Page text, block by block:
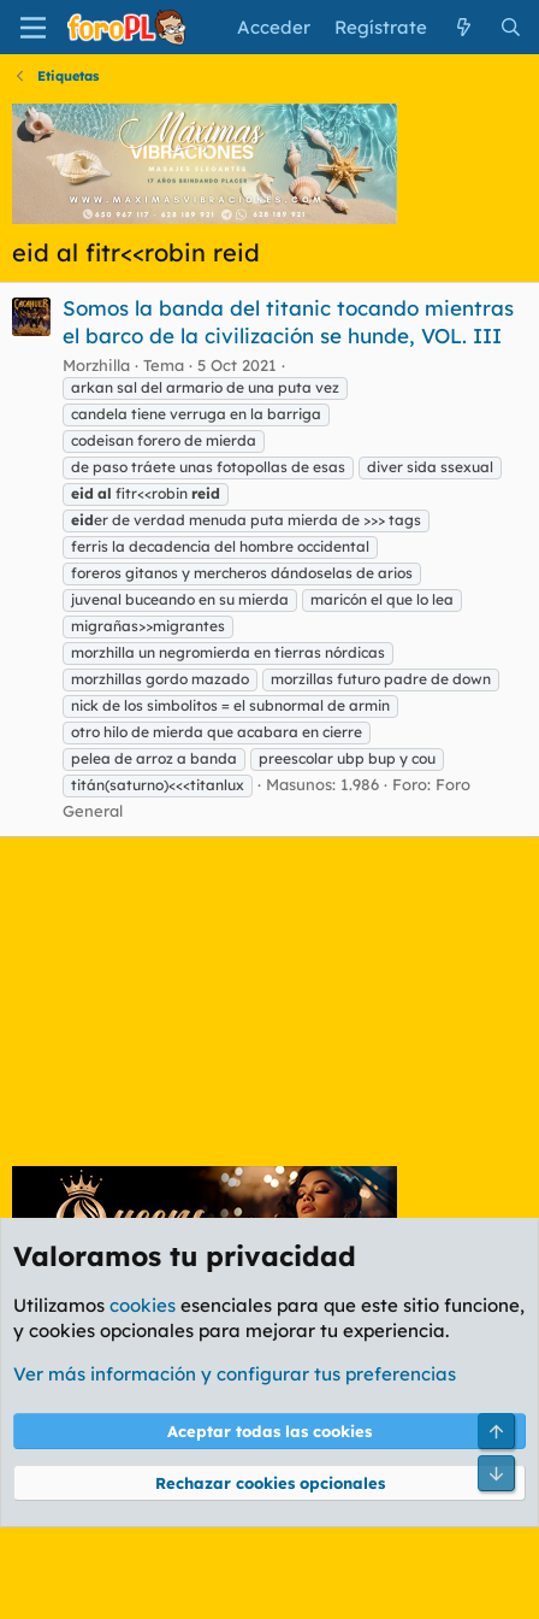
Acceder Regístrate
Etiquetas
eid al fitr<<robin reid
Somos la banda del titanic tocando mientras
el barco de la civilización se hunde, VOL. III
Morzhilla Tema 5 Oct 2021
arkan sal del armario de una puta vez
candela tiene verruga en la barriga
codeisan forero de mierda
de paso tráete unas fotopollas de esas
diver sida ssexual
eid al fitr<<robin reid
eider de verdad menuda puta mierda de >>> tags
ferris la decadencia del hombre occidental
foreros gitanos y mercheros dándoselas de arios
juvenal buceando en su mierda
maricón el que lo lea
migrañas>>migrantes
morzhilla un negromierda en tierras nórdicas
morzhillas gordo mazado
morzillas futuro padre de down
nick de los simbolitos = el subnormal de armin
otro hilo de mierda que acabara en cierre
pelea de arroz a banda
preescolar ubp bup y cou
titán(saturno)<<<titanlux
Masunos: 1.986 Foro: Foro
General
Etiquetas
Cookies
PL OLDSTYLE AMARILLO
Términos y reglas Política de privacidad Ayuda
Community platform by XenForo® © 2010-2026 XenForo Ltd.
Valoramos tu privacidad
Utilizamos cookies esenciales para que este sitio funcione,
y cookies opcionales para mejorar tu experiencia.
Ver más información y configurar tus preferencias
Aceptar todas las cookies
Rechazar cookies opcionales
Pie